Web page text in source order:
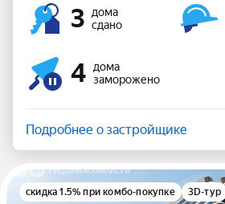
3
дома
сдано
4
дома
заморожено
Подробнее о застройщике
скидка 1.5% при комбо-покупке 3D-тур